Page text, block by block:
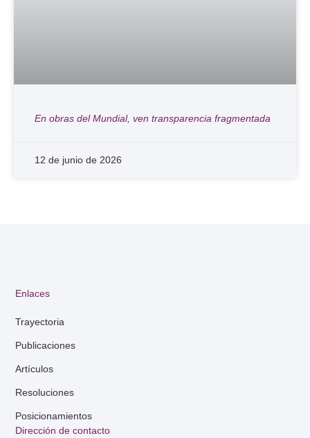
En obras del Mundial, ven transparencia fragmentada
12 de junio de 2026
Dirección de contacto
Enlaces
Trayectoria
Publicaciones
Artículos
Resoluciones
Posicionamientos